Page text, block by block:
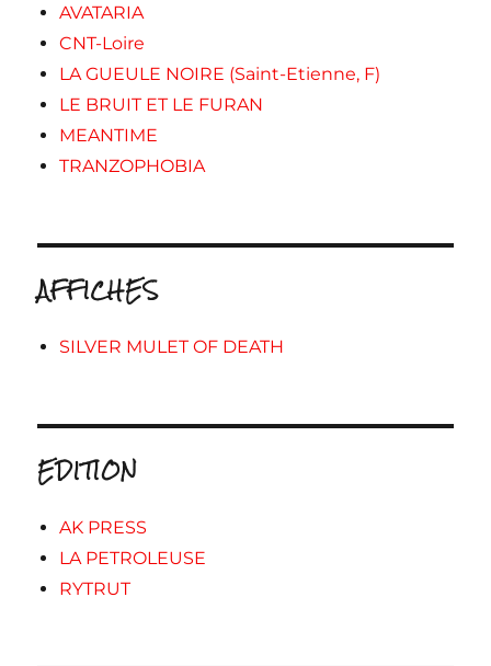
AVATARIA
CNT-Loire
LA GUEULE NOIRE (Saint-Etienne, F)
LE BRUIT ET LE FURAN
MEANTIME
TRANZOPHOBIA
AFFICHES
SILVER MULET OF DEATH
EDITION
AK PRESS
LA PETROLEUSE
RYTRUT